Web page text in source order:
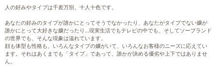
人の好みやタイプは千差万別、十人十色です。
あなたの好みのタイプが誰かにとってそうでなかったり、あなたがタイプでない嬢が
誰かにとって大好きな嬢だったり…現実生活でもテレビの中でも、そしてソープランド
の世界でも、そんな現象は溢れています。
顔も体型も性格も、いろんなタイプの嬢がいて、いろんなお客様のニーズに応えてい
ます。それはあくまでも「タイプ」であって、誰かが決める優劣や上下ではありませ
ん。